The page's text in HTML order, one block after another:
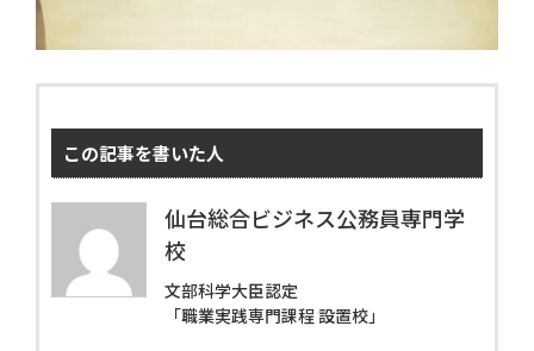
この記事を書いた人
仙台総合ビジネス公務員専門学
校
文部科学大臣認定
「職業実践専門課程 設置校」